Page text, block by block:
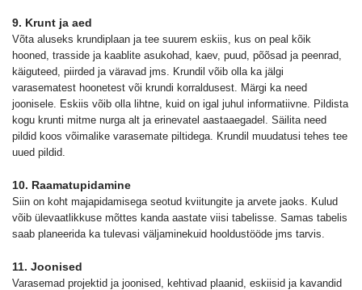
9. Krunt ja aed
Võta aluseks krundiplaan ja tee suurem eskiis, kus on peal kõik
hooned, trasside ja kaablite asukohad, kaev, puud, põõsad ja peenrad,
käiguteed, piirded ja väravad jms. Krundil võib olla ka jälgi
varasematest hoonetest või krundi korraldusest. Märgi ka need
joonisele. Eskiis võib olla lihtne, kuid on igal juhul informatiivne. Pildista
kogu krunti mitme nurga alt ja erinevatel aastaaegadel. Säilita need
pildid koos võimalike varasemate piltidega. Krundil muudatusi tehes tee
uued pildid.
10. Raamatupidamine
Siin on koht majapidamisega seotud kviitungite ja arvete jaoks. Kulud
võib ülevaatlikkuse mõttes kanda aastate viisi tabelisse. Samas tabelis
saab planeerida ka tulevasi väljaminekuid hooldustööde jms tarvis.
11. Joonised
Varasemad projektid ja joonised, kehtivad plaanid, eskiisid ja kavandid